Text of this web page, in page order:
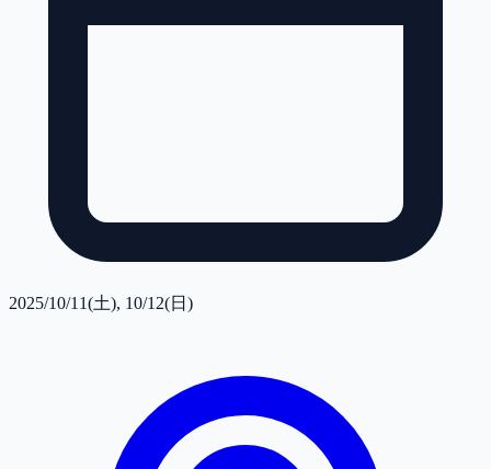
2025/10/11(土), 10/12(日)